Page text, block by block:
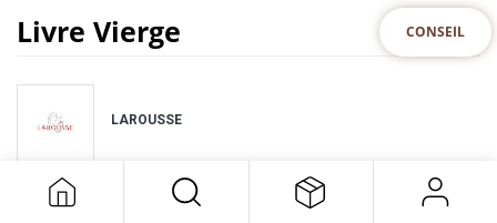
CONSEIL
Livre Vierge
LAROUSSE